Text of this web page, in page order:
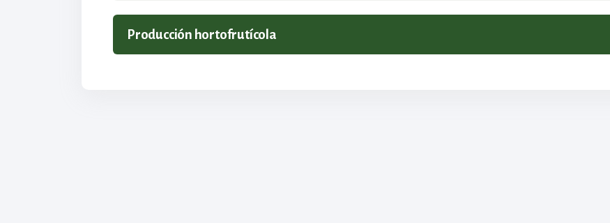
Producción hortofrutícola